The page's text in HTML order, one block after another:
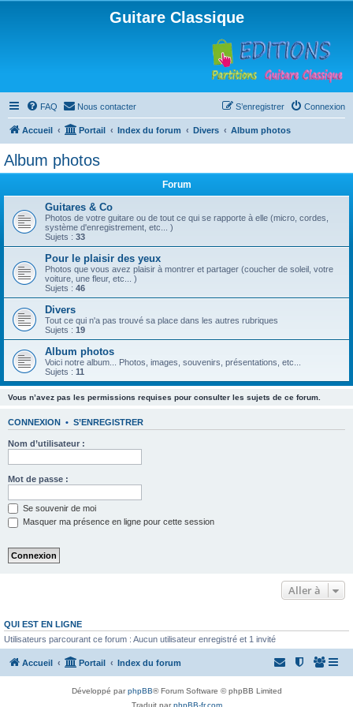
Guitare Classique
FAQ Nous contacter Connexion
S’enregistrer
Accueil Portail Index du forum Divers Album photos
Album photos
Forum
Guitares & Co
Photos de votre guitare ou de tout ce qui se rapporte à elle (micro, cordes,
système d'enregistrement, etc... )
Sujets : 33
Pour le plaisir des yeux
Photos que vous avez plaisir à montrer et partager (coucher de soleil, votre
voiture, une fleur, etc... )
Sujets : 46
Divers
Tout ce qui n'a pas trouvé sa place dans les autres rubriques
Sujets : 19
Album photos
Voici notre album... Photos, images, souvenirs, présentations, etc...
Sujets : 11
Vous n’avez pas les permissions requises pour consulter les sujets de ce forum.
CONNEXION • S’ENREGISTRER
Nom d’utilisateur :
Mot de passe :
Se souvenir de moi
Masquer ma présence en ligne pour cette session
Aller à
QUI EST EN LIGNE
Utilisateurs parcourant ce forum : Aucun utilisateur enregistré et 1 invité
Accueil Portail Index du forum
Développé parphpBB® Forum Software © phpBB Limited
Traduit parphpBB-fr.com